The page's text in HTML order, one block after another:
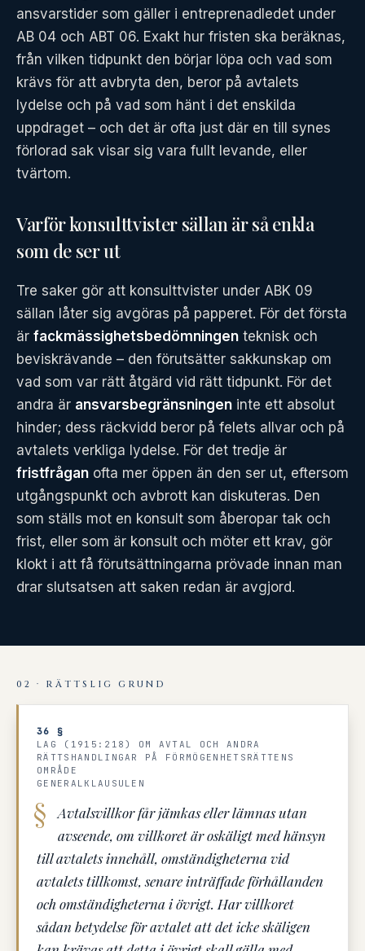
ansvarstider som gäller i entreprenadledet under
AB 04 och ABT 06. Exakt hur fristen ska beräknas,
från vilken tidpunkt den börjar löpa och vad som
krävs för att avbryta den, beror på avtalets
lydelse och på vad som hänt i det enskilda
uppdraget – och det är ofta just där en till synes
förlorad sak visar sig vara fullt levande, eller
tvärtom.
Varför konsulttvister sällan är så enkla
som de ser ut
Tre saker gör att konsulttvister under ABK 09
sällan låter sig avgöras på papperet. För det första
är fackmässighetsbedömningen teknisk och
beviskrävande – den förutsätter sakkunskap om
vad som var rätt åtgärd vid rätt tidpunkt. För det
andra är ansvarsbegränsningen inte ett absolut
hinder; dess räckvidd beror på felets allvar och på
avtalets verkliga lydelse. För det tredje är
fristfrågan ofta mer öppen än den ser ut, eftersom
utgångspunkt och avbrott kan diskuteras. Den
som ställs mot en konsult som åberopar tak och
frist, eller som är konsult och möter ett krav, gör
klokt i att få förutsättningarna prövade innan man
drar slutsatsen att saken redan är avgjord.
02 · RÄTTSLIG GRUND
36 §
LAG (1915:218) OM AVTAL OCH ANDRA
RÄTTSHANDLINGAR PÅ FÖRMÖGENHETSRÄTTENS
OMRÅDE
GENERALKLAUSULEN
Avtalsvillkor får jämkas eller lämnas utan
avseende, om villkoret är oskäligt med hänsyn
till avtalets innehåll, omständigheterna vid
avtalets tillkomst, senare inträffade förhållanden
och omständigheterna i övrigt. Har villkoret
sådan betydelse för avtalet att det icke skäligen